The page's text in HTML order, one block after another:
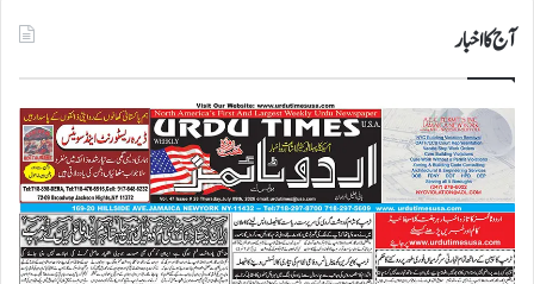
آج کا اخبار